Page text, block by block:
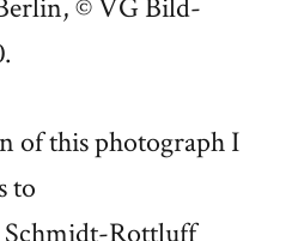
of this photograph I
to
Schmidt-Rottluff